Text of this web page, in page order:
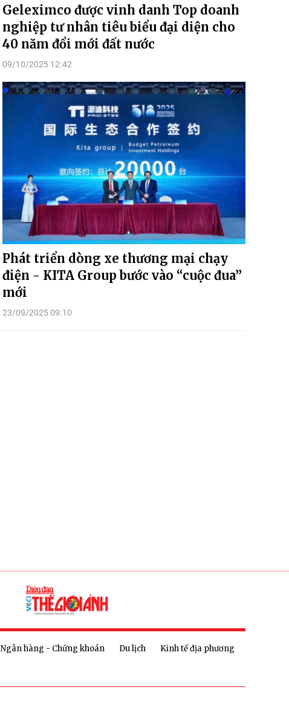
Geleximco được vinh danh Top doanh
nghiệp tư nhân tiêu biểu đại diện cho
40 năm đổi mới đất nước
09/10/2025 12:42
Phát triển dòng xe thương mại chạy
điện - KITA Group bước vào “cuộc đua”
mới
23/09/2025 09:10
Ngân hàng - Chứng khoán Du lịch
Kinh tế địa phương